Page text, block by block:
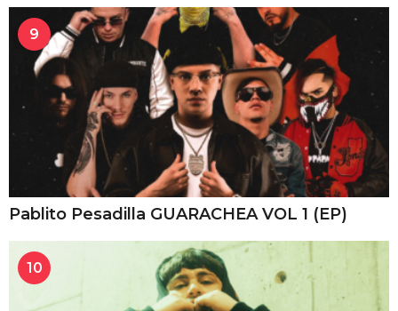
9
Pablito Pesadilla GUARACHEA VOL 1 (EP)
10